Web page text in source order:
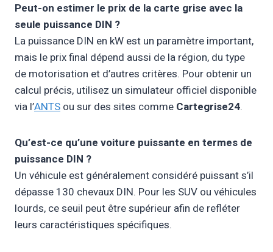
Peut-on estimer le prix de la carte grise avec la
seule puissance DIN ?
La puissance DIN en kW est un paramètre important,
mais le prix final dépend aussi de la région, du type
de motorisation et d’autres critères. Pour obtenir un
calcul précis, utilisez un simulateur officiel disponible
via l’ANTS ou sur des sites comme Cartegrise24.
Qu’est-ce qu’une voiture puissante en termes de
puissance DIN ?
Un véhicule est généralement considéré puissant s’il
dépasse 130 chevaux DIN. Pour les SUV ou véhicules
lourds, ce seuil peut être supérieur afin de refléter
leurs caractéristiques spécifiques.